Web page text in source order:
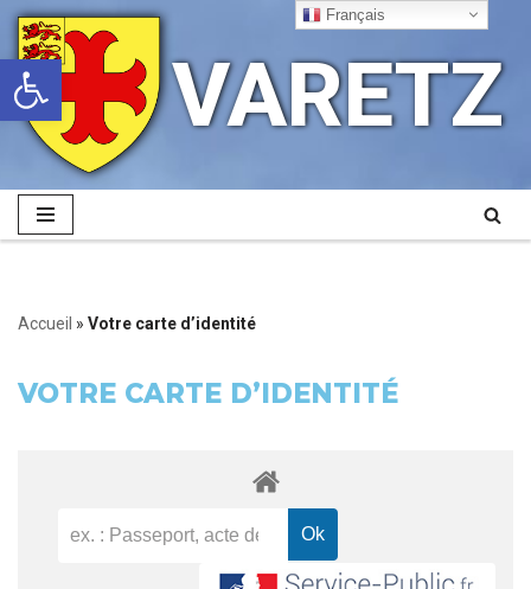
Ouvrir la barre d’outils
Aller
au
contenu
VARETZ
Accueil » Votre carte d’identité
VOTRE CARTE D’IDENTITÉ
Français